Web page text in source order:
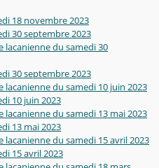
18 novembre 2023
30 septembre 2023
lacanienne du samedi 30
30 septembre 2023
du samedi 10 juin 2023
10 juin 2023
du samedi 13 mai 2023
13 mai 2023
du samedi 15 avril 2023
15 avril 2023